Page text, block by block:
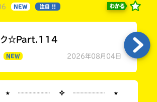
NEW 注目 !! わかる
ク☆Part.114
NEW 2026年08月04日
⋆ ┈┈┈┈ ✧ ┈┈┈┈ ⋆